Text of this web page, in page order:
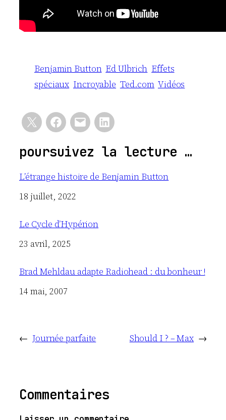
Benjamin Button Ed Ulbrich Effets
spéciaux Incroyable Ted.com Vidéos
poursuivez la lecture …
L’étrange histoire de Benjamin Button
Date
18 juillet, 2022
Le Cycle d’Hypérion
Date
23 avril, 2025
Brad Mehldau adapte Radiohead : du bonheur !
Date
14 mai, 2007
← Journée parfaite Should I ? – Max →
Commentaires